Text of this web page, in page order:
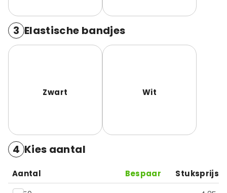
3 Elastische bandjes
Zwart Wit
4 Kies aantal
Aantal Bespaar
Stuksprijs